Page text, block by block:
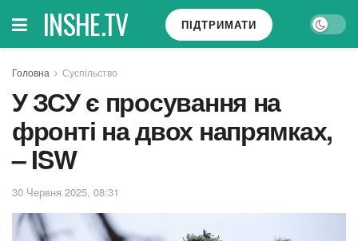
INSHE.TV ПІДТРИМАТИ
Головна Суспільство
У ЗСУ є просування на
фронті на двох напрямках,
– ISW
30 Червня 2025, 08:31